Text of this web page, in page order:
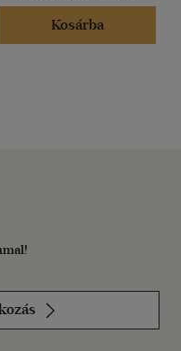
Kosárba